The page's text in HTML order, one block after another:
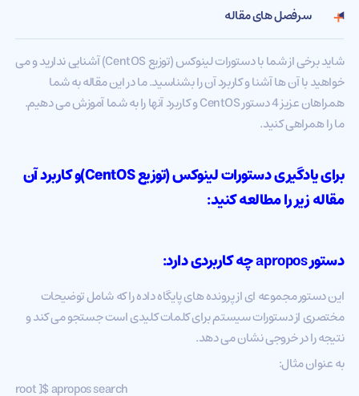
سرفصل های مقاله
شاید برخی از شما با دستورات لینوکس (توزیع CentOS) آشنایی ندارید و می
خواهید با آن ها آشنا و کاربرد آن را بشناسید. ما در این مقاله به شما
همراهان عزیز 4 دستور CentOS و کاربرد آنها را به شما آموزش می دهیم.
ما را همراهی کنید.
برای یادگیری دستورات لینوکس (توزیعCentOS)و کاربرد آن
مقاله زیر را مطالعه کنید:
دستورaproposچه کاربردی دارد:
این دستور مجموعه ای از پرونده های پایگاه داده را که شامل توضیحات
مختصری از دستورات سیستم برای کلمات کلیدی است جستجو می کند و
نتیجه را در خروجی نشان می دهد.
به عنوان مثال:
root ]$ apropos search